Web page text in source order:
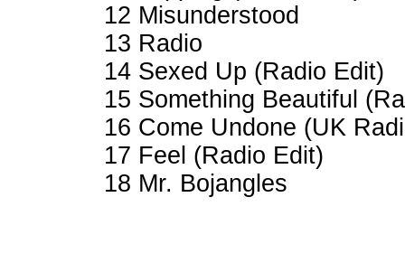
12 Misunderstood
13 Radio
14 Sexed Up (Radio Edit)
15 Something Beautiful
16 Come Undone (UK
17 Feel (Radio Edit)
18 Mr. Bojangles